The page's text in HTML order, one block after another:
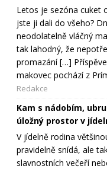
Letos je sezóna cuket
jste ji dali do všeho?
neodolatelně vláčný
tak lahodný, že
promazání […]
makovec pochází z
Redakce
Kam s nádobím,
úložný prostor v
V jídelně rodina
pravidelně snídá, ale
slavnostních večeří